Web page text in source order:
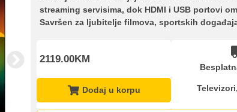
streaming servisima, dok HDMI i USB portovi
Savršen za ljubitelje filmova, sportskih
2119.00KM
Dodaj u korpu Televizori,